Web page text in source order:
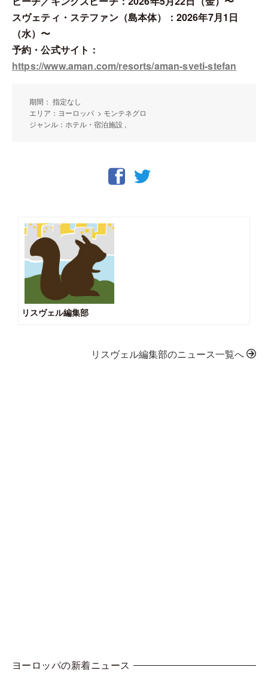
スヴェティ・ステファン（島本体）：2026年7月1日
（水）〜
予約・公式サイト：
https://www.aman.com/resorts/aman-sveti-stefan
期間： 指定なし
エリア：ヨーロッパ > モンテネグロ
ジャンル：ホテル・宿泊施設 ,
リスヴェル編集部
リスヴェル編集部のニュース一覧へ
ヨーロッパの新着ニュース